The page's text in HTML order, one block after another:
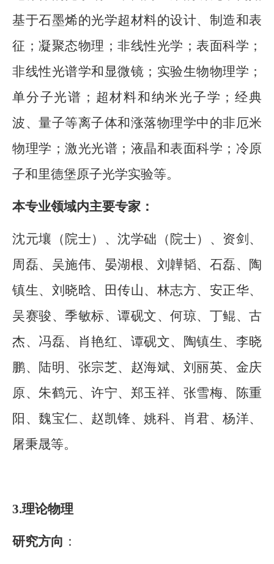
基于石墨烯的光学超材料的设计、制造和表
征；凝聚态物理；非线性光学；表面科学；
非线性光谱学和显微镜；实验生物物理学；
单分子光谱；超材料和纳米光子学；经典
波、量子等离子体和涨落物理学中的非厄米
物理学；激光光谱；液晶和表面科学；冷原
子和里德堡原子光学实验等。
本专业领域内主要专家：
沈元壤（院士）、沈学础（院士）、资剑、
周磊、吴施伟、晏湖根、刘韡韬、石磊、陶
镇生、刘晓晗、田传山、林志方、安正华、
吴赛骏、季敏标、谭砚文、何琼、丁鲲、古
杰、冯磊、肖艳红、谭砚文、陶镇生、李晓
鹏、陆明、张宗芝、赵海斌、刘丽英、金庆
原、朱鹤元、许宁、郑玉祥、张雪梅、陈重
阳、魏宝仁、赵凯锋、姚科、肖君、杨洋、
屠秉晟等。
3.理论物理
研究方向 ：